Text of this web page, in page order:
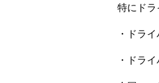
特にドラ
・ドラ
・ドラ